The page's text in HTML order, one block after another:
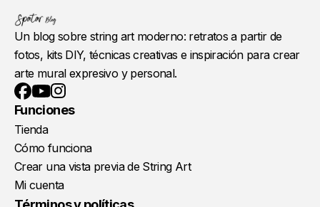
Un blog sobre string art moderno: retratos a partir de
fotos, kits DIY, técnicas creativas e inspiración para crear
arte mural expresivo y personal.
Facebook
YouTube
Instagram
Funciones
Tienda
Cómo funciona
Crear una vista previa de String Art
Mi cuenta